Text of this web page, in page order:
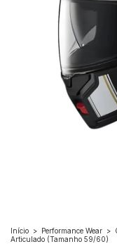
Início > Performance Wear >
Articulado (Tamanho 59/60)